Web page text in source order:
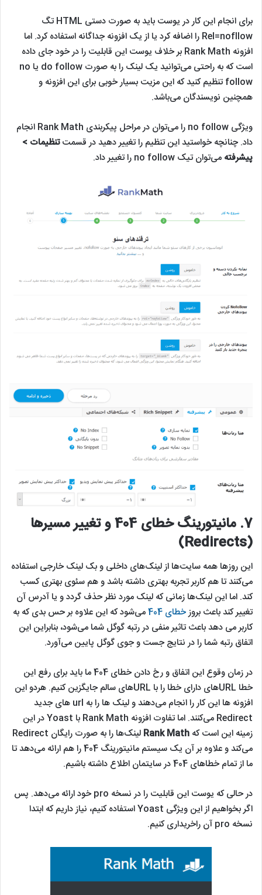
برای انجام این کار در یوست باید به صورت دستی HTML تگ
Rel=nofllow را اضافه کرد یا از یک افزونه جداگانه استفاده کرد. اما
افزونه Rank Math بر خلاف یوست این قابلیت را در خود جای داده
است که به راحتی می‌توانید یک لینک را به صورت do follow یا no
follow تنظیم کنید که این مزیت بسیار خوبی برای این افزونه و
همچنین نویسندگان می‌باشد.
ویژگی no follow را می‌توان در مراحل پیکربندی Rank Math انجام
داد. چنانچه خواستید این تنظیم را تغییر دهید در قسمتتنظیمات >
پیشرفته می‌توان تیک no follow را تغییر داد.
7.
مانیتورینگ خطای 404 و تغییر مسیرها
(Redirects)
این روزها همه سایت‌ها از لینک‌های داخلی و بک لینک خارجی استفاده
می‌کنند تا هم کاربر تجربه بهتری داشته باشد و هم سئوی بهتری کسب
کند. اما این لینک‌ها زمانی که لینک مورد نظر حذف گردد و یا آدرس آن
تغییر کند باعث بروزخطای 404
می‌شود که این علاوه بر حس بدی که به
کاربر می دهد باعث تاثیر منفی در رتبه گوگل شما می‌شود، بنابراین این
اتفاق رتبه شما را در نتایج جست و جوی گوگل پایین می‌آورد.
در زمان وقوع این اتفاق و رخ دادن خطای 404 ما باید برای رفع این
خطا URLهای دارای خطا را با URLهای سالم جایگزین کنیم. هردو این
افزونه ها این کار را انجام می‌دهند و لینک ها را به url های جدید
Redirect می‌کنند. اما تفاوت افزونه Rank Math با Yoast در این
زمینه این است که Rank Math
لینک‌ها را به صورت رایگان Redirect
می‌کند و علاوه بر آن یک سیستم مانیتورینگ 404 را هم ارائه می‌دهد تا
ما از تمام خطاهای 404 در سایتمان اطلاع داشته باشیم.
در حالی که یوست این قابلیت را در نسخه pro خود ارائه می‌دهد. پس
اگر بخواهیم از این ویژگی Yoast استفاده کنیم، نیاز داریم که ابتدا
نسخه pro آن راخریداری کنیم.